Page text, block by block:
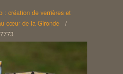
: création de verrières et
cœur de la Gironde
/